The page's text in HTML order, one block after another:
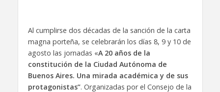
Al cumplirse dos décadas de la sanción de la carta
magna porteña, se celebrarán los días 8, 9 y 10 de
agosto las jornadas «A 20 años de la
constitución de la Ciudad Autónoma de
Buenos Aires. Una mirada académica y de sus
protagonistas”. Organizadas por el Consejo de la